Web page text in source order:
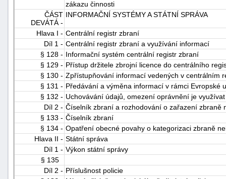
zákazu činnosti
ČÁST
DEVÁTÁ -
INFORMAČNÍ SYSTÉMY A STÁTNÍ SPRÁVA
Hlava I - Centrální registr zbraní
Díl 1 - Centrální registr zbraní a využívání informací
§ 128 - Informační systém centrální registr zbraní
§ 129 - Přístup držitele zbrojní licence do centrálního
§ 130 - Zpřístupňování informací vedených v centrálním
§ 131 - Předávání a výměna informací v rámci Evropské
§ 132 - Uchovávání údajů, omezení oprávnění je
Díl 2 - Číselník zbraní a rozhodování o zařazení zbraně
§ 133 - Číselník zbraní
§ 134 - Opatření obecné povahy o kategorizaci zbraně
Hlava II - Státní správa
Díl 1 - Výkon státní správy
§ 135
Díl 2 - Příslušnost policie